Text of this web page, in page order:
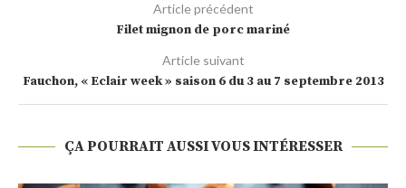
Article précédent
Filet mignon de porc mariné
Article suivant
Fauchon, « Eclair week » saison 6 du 3 au 7 septembre 2013
ÇA POURRAIT AUSSI VOUS INTÉRESSER